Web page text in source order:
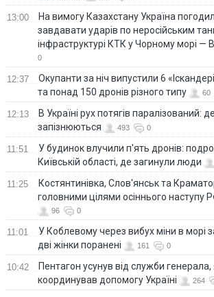
13:00
На вимогу Казахстану Україна
завдавати ударів по неросійським
інфраструктурі КТК у Чорному морі —
0
12:37
Окупанти за ніч випустили 6
та понад 150 дронів різного типу
60
12:13
В Україні рух потягів паралізований:
запізнюються
493 0
11:51
У будинок влучили п'ять дронів:
Київській області, де загинули люди
11:25
Костянтинівка, Слов'янськ та
головними цілями осіннього наступу
96 0
11:01
У Коблевому через вибух міни в морі
дві жінки поранені
161 0
10:42
Пентагон усунув від служби генерала,
координував допомогу Україні
264